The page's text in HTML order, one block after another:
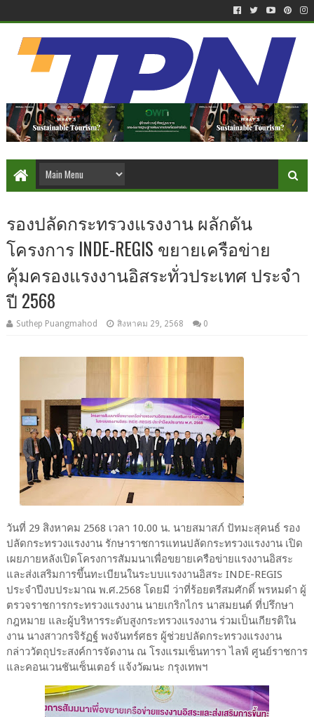
รองปลัดกระทรวงแรงงาน ผลักดัน
โครงการ INDE-REGIS ขยายเครือข่าย
คุ้มครองแรงงานอิสระทั่วประเทศ ประจำ
ปี 2568
Suthep Puangmahod สิงหาคม 29, 2568 0
วันที่ 29 สิงหาคม 2568 เวลา 10.00 น. นายสมาสภ์ ปัทมะสุคนธ์ รอง
ปลัดกระทรวงแรงงาน รักษาราชการแทนปลัดกระทรวงแรงงาน เปิด
เผยภายหลังเปิดโครงการสัมมนาเพื่อขยายเครือข่ายแรงงานอิสระ
และส่งเสริมการขึ้นทะเบียนในระบบแรงงานอิสระ INDE-REGIS
ประจำปีงบประมาณ พ.ศ.2568 โดยมี ว่าที่ร้อยตรีสมศักดิ์ พรหมดำ ผู้
ตรวจราชการกระทรวงแรงงาน นายเกริกไกร นาสมยนต์ ที่ปรึกษา
กฎหมาย และผู้บริหารระดับสูงกระทรวงแรงงาน ร่วมเป็นเกียรติใน
งาน นางสาวกรจิรัฏฐ์ พงจันทร์ศธร ผู้ช่วยปลัดกระทรวงแรงงาน
กล่าววัตถุประสงค์การจัดงาน ณ โรงแรมเซ็นทารา ไลฟ์ ศูนย์ราชการ
และคอนเวนชันเซ็นเตอร์ แจ้งวัฒนะ กรุงเทพฯ